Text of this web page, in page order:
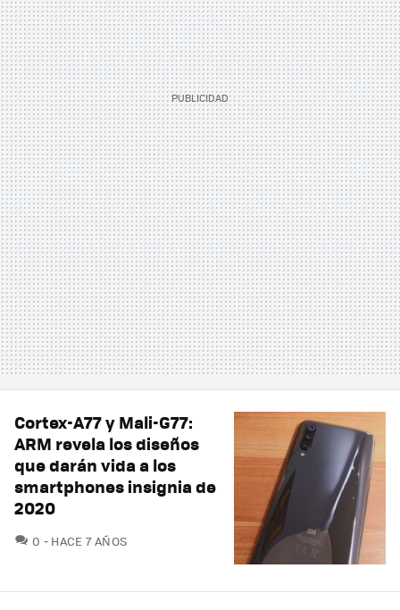
Cortex-A77 y Mali-G77:
ARM revela los diseños
que darán vida a los
smartphones insignia de
2020
0 COMENTARIOS
HACE 7 AÑOS